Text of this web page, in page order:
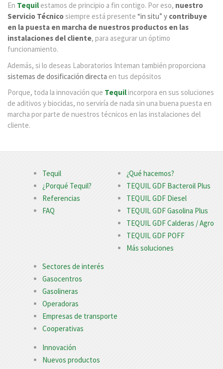
En Tequil estamos de principio a fin contigo. Por eso, nuestro
Servicio Técnicosiempre está presente “in situ” y contribuye
en la puesta en marcha de nuestros productos en las
instalaciones del cliente, para asegurar un óptimo
funcionamiento.
Además, si lo deseas Laboratorios Inteman también proporciona
sistemas de dosificación directa en tus depósitos
Porque, toda la innovación que Tequilincorpora en sus soluciones
de aditivos y biocidas, no serviría de nada sin una buena puesta en
marcha por parte de nuestros técnicos en las instalaciones del
cliente.
Tequil
¿Porqué Tequil?
Referencias
FAQ
¿Qué hacemos?
TEQUIL GDF Bacteroil Plus
TEQUIL GDF Diesel
TEQUIL GDF Gasolina Plus
TEQUIL GDF Calderas / Agro
TEQUIL GDF POFF
Más soluciones
Sectores de interés
Gasocentros
Gasolineras
Operadoras
Empresas de transporte
Cooperativas
Innovación
Nuevos productos